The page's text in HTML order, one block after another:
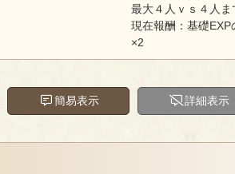
最大４人ｖｓ４人
現在報酬：基礎
×2
簡易表示 詳細表示